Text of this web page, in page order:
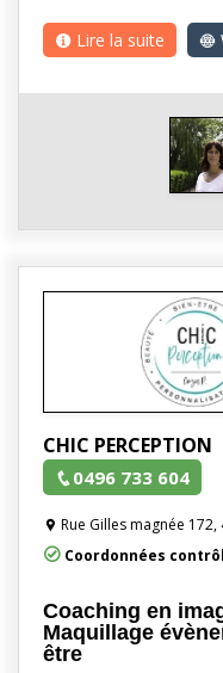
Lire la suite
CHIC PERCEPTION
0496 733 604
Rue Gilles magnée 172,
Coordonnées
Coaching en
Maquillage
être